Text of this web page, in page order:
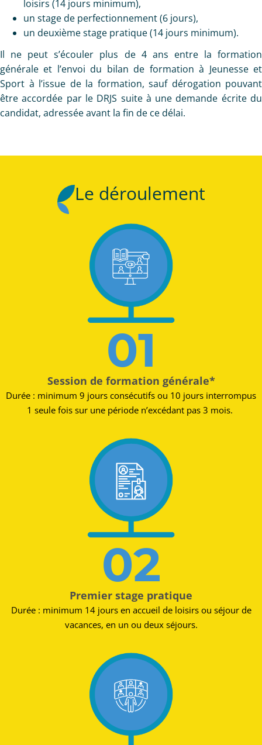
loisirs (14 jours minimum),
un stage de perfectionnement (6 jours),
un deuxième stage pratique (14 jours minimum).
Il ne peut s’écouler plus de 4 ans entre la formation
générale et l’envoi du bilan de formation à Jeunesse et
Sport à l’issue de la formation, sauf dérogation pouvant
être accordée par le DRJS suite à une demande écrite du
candidat, adressée avant la fin de ce délai.
Le déroulement
01
Session de formation générale*
Durée : minimum 9 jours consécutifs ou 10 jours interrompus
1 seule fois sur une période n’excédant pas 3 mois. ​
02
Premier stage pratique
Durée : minimum 14 jours en accueil de loisirs ou séjour de
vacances, en un ou deux séjours.​